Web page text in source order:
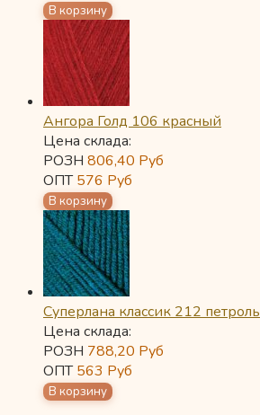
Ангора Голд 106 красный
Цена склада:
РОЗН 806,40 Руб
ОПТ576 Руб
Суперлана классик 212 петроль
Цена склада:
РОЗН 788,20 Руб
ОПТ563 Руб